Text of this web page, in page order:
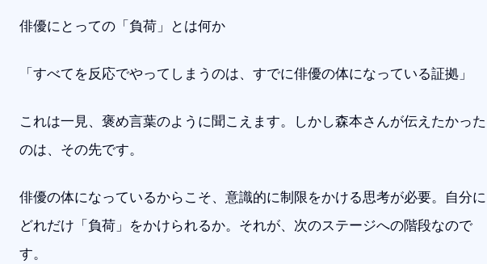
俳優にとっての「負荷」とは何か
「すべてを反応でやってしまうのは、すでに俳優の体になっている証拠」
これは一見、褒め言葉のように聞こえます。しかし森本さんが伝えたかった
のは、その先です。
俳優の体になっているからこそ、意識的に制限をかける思考が必要。自分に
どれだけ「負荷」をかけられるか。それが、次のステージへの階段なので
す。